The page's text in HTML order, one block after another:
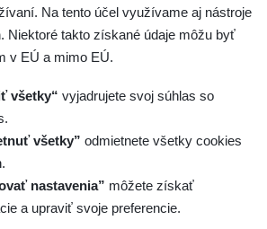
na najčastejšie kladené otázky
a súvisiacich činností.
tém obsahuje niekoľko otázok,
poskytneme príslušné odpovede.
Na tento účel využívame aj nástroje
Niektoré takto získané údaje môžu byť
v EÚ a mimo EÚ.
všetky“ vyjadrujete svoj súhlas so
všetky” odmietnete všetky cookies
nastavenia” môžete získať
a upraviť svoje preferencie.